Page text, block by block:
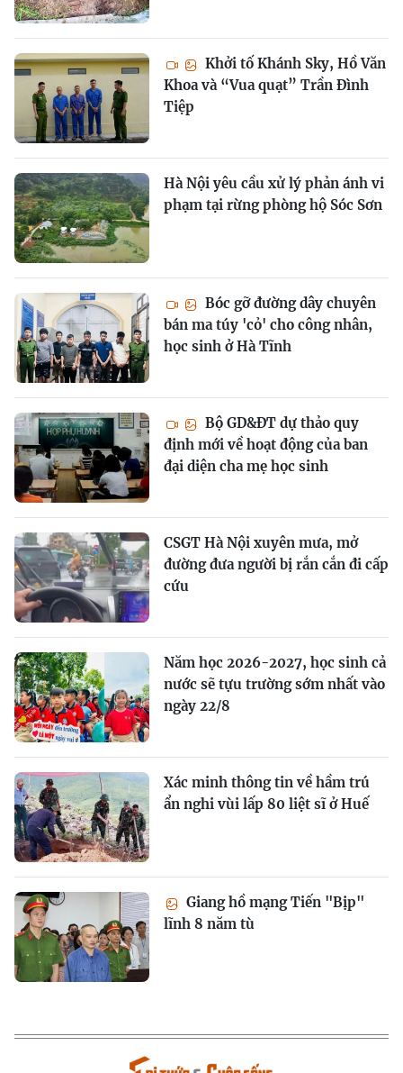
Khởi tố Khánh Sky, Hồ Văn
Khoa và “Vua quạt” Trần Đình
Tiệp
Hà Nội yêu cầu xử lý phản ánh vi
phạm tại rừng phòng hộ Sóc Sơn
Bóc gỡ đường dây chuyên
bán ma túy 'cỏ' cho công nhân,
học sinh ở Hà Tĩnh
Bộ GD&ĐT dự thảo quy
định mới về hoạt động của ban
đại diện cha mẹ học sinh
CSGT Hà Nội xuyên mưa, mở
đường đưa người bị rắn cắn đi cấp
cứu
Năm học 2026-2027, học sinh cả
nước sẽ tựu trường sớm nhất vào
ngày 22/8
Xác minh thông tin về hầm trú
ẩn nghi vùi lấp 80 liệt sĩ ở Huế
Giang hồ mạng Tiến "Bịp"
lĩnh 8 năm tù